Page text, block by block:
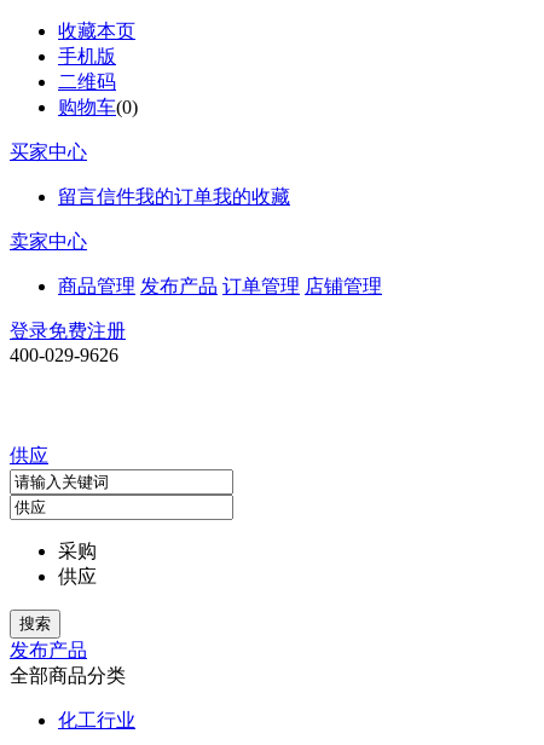
收藏本页
手机版
二维码
购物车(0)
买家中心
留言信件我的订单我的收藏
卖家中心
商品管理 发布产品 订单管理 店铺管理
登录免费注册
400-029-9626
供应
采购
供应
发布产品
全部商品分类
化工行业